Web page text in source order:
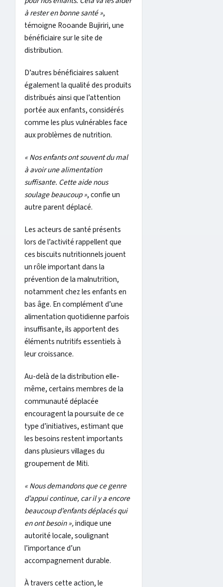
à rester en bonne santé »,
témoigne Rooande Bujiriri, une
bénéficiaire sur le site de
distribution.
D’autres bénéficiaires saluent
également la qualité des produits
distribués ainsi que l’attention
portée aux enfants, considérés
comme les plus vulnérables face
aux problèmes de nutrition.
« Nos enfants ont souvent du mal
à avoir une alimentation
suffisante. Cette aide nous
soulage beaucoup », confie un
autre parent déplacé.
Les acteurs de santé présents
lors de l’activité rappellent que
ces biscuits nutritionnels jouent
un rôle important dans la
prévention de la malnutrition,
notamment chez les enfants en
bas âge. En complément d’une
alimentation quotidienne parfois
insuffisante, ils apportent des
éléments nutritifs essentiels à
leur croissance.
Au-delà de la distribution elle-
même, certains membres de la
communauté déplacée
encouragent la poursuite de ce
type d’initiatives, estimant que
les besoins restent importants
dans plusieurs villages du
groupement de Miti.
« Nous demandons que ce genre
d’appui continue, car il y a encore
beaucoup d’enfants déplacés qui
en ont besoin »,indique une
autorité locale, soulignant
l’importance d’un
accompagnement durable.
À travers cette action, le